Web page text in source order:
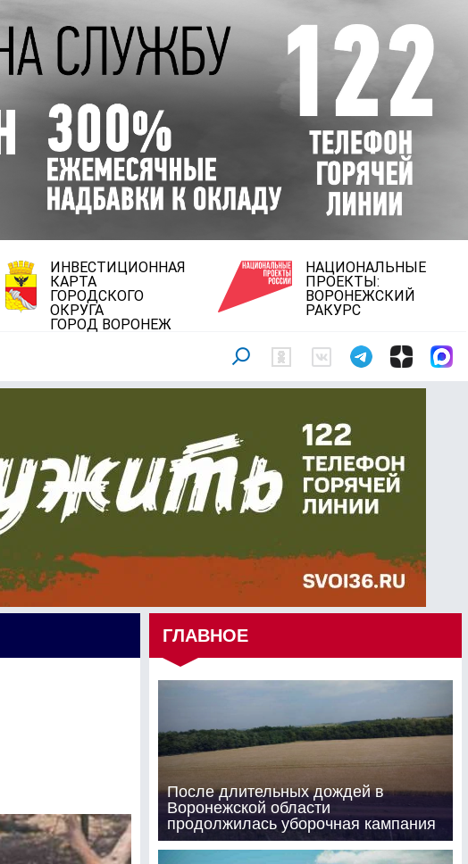
ИНВЕСТИЦИОННАЯ
КАРТА
ГОРОДСКОГО
ОКРУГА
ГОРОД ВОРОНЕЖ
НАЦИОНАЛЬНЫЕ
ПРОЕКТЫ:
ВОРОНЕЖСКИЙ
РАКУРС
ГЛАВНОЕ
После длительных дождей в
Воронежской области
продолжилась уборочная кампания